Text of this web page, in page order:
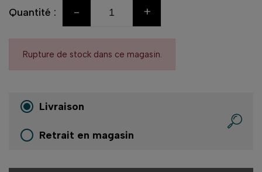
Quantité : - +
Rupture de stock dans ce magasin.
Livraison
Retrait en magasin